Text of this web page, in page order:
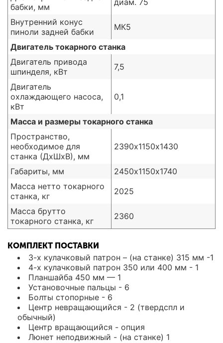
бабки, мм
диам. 75
Внутренний конус
пиноли задней бабки
MК5
Двигатель токарного станка
Двигатель привода
шпинделя, кВт
7,5
Двигатель
охлаждающего насоса,
кВт
0,1
Масса и размеры токарного станка
Пространство,
необходимое для
станка (ДхШхВ), мм
2390х1150х1430
Габариты, мм
2450х1150х1740
Масса нетто токарного
станка, кг
2025
Масса брутто
токарного станка, кг
2360
КОМПЛЕКТ ПОСТАВКИ
3-х кулачковый патрон – (на станке) 315 мм -1
4-х кулачковый патрон 350 или 400 мм - 1
Планшайба 450 мм — 1
Установочные пальцы - 6
Болты стопорные - 6
Центр невращающийся - 2 (твердспл и
обычный)
Центр вращающийся - опция
Люнет неподвижный - (на станке) 1